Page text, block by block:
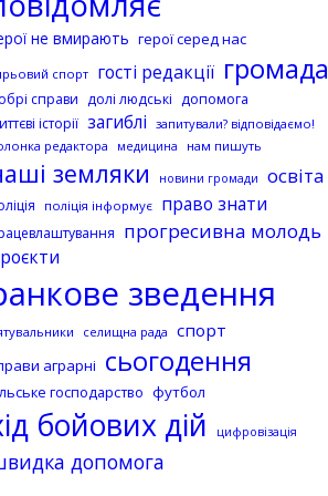
не вмирають герої серед нас
спорт гості редакції громада
справи долі людські допомога
історії загиблі запитували? відповідаємо!
редактора
медицина нам пишуть
земляки новини громади освіта
поліція інформує право знати
прогресивна молодь
зведення
селищна рада спорт
аграрні сьогодення
господарство футбол
бойових дій цифровізація
допомога